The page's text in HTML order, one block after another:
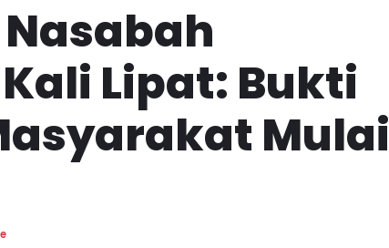
Lipat: Bukti
Mulai